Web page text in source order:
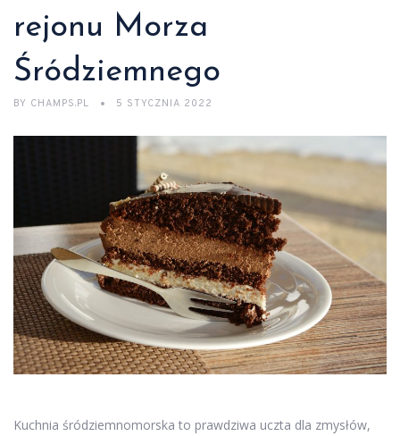
rejonu Morza
Śródziemnego
BY CHAMPS.PL 5 STYCZNIA 2022
Kuchnia śródziemnomorska to prawdziwa uczta dla zmysłów,